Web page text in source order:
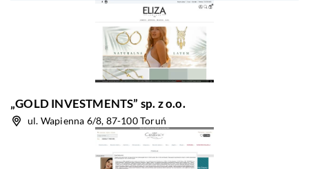
„GOLD INVESTMENTS” sp. z o.o.
ul. Wapienna 6/8, 87-100 Toruń